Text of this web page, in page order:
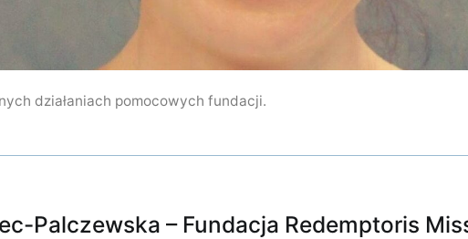
działaniach pomocowych fundacji.
Palczewska – Fundacja Redemptoris